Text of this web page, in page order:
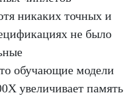
никаких точных и
не было
обучающие модели
увеличивает память